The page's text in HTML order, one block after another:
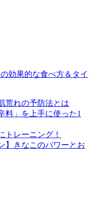
効果的な食べ方＆タイ
荒れの予防法とは
料」を上手に使った1
トレーニング！
】きなこのパワーとお